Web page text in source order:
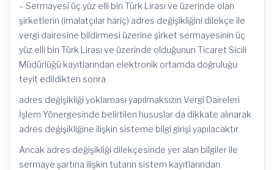
– Sermayesi üç yüz elli bin Türk Lirası ve üzerinde olan
şirketlerin (imalatçılar hariç) adres değişikliğini dilekçe ile
vergi dairesine bildirmesi üzerine şirket sermayesinin üç
yüz elli bin Türk Lirası ve üzerinde olduğunun Ticaret Sicili
Müdürlüğü kayıtlarından elektronik ortamda doğruluğu
teyit edildikten sonra
adres değişikliği yoklaması yapılmaksızın Vergi Daireleri
İşlem Yönergesinde belirtilen hususlar da dikkate alınarak
adres değişikliğine ilişkin sisteme bilgi girişi yapılacaktır.
Ancak adres değişikliği dilekçesinde yer alan bilgiler ile
sermaye şartına ilişkin tutarın sistem kayıtlarından